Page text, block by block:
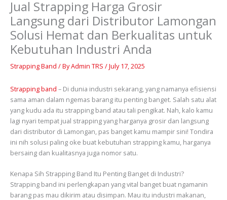
Jual Strapping Harga Grosir
Langsung dari Distributor Lamongan
Solusi Hemat dan Berkualitas untuk
Kebutuhan Industri Anda
Strapping Band / ByAdmin TRS /July 17, 2025
Strapping band – Di dunia industri sekarang, yang namanya efisiensi
sama aman dalam ngemas barang itu penting banget. Salah satu alat
yang kudu ada itu strapping band atau tali pengikat. Nah, kalo kamu
lagi nyari tempat jual strapping yang harganya grosir dan langsung
dari distributor di Lamongan, pas banget kamu mampir sini! Tondira
ini nih solusi paling oke buat kebutuhan strapping kamu, harganya
bersaing dan kualitasnya juga nomor satu.
Kenapa Sih Strapping Band Itu Penting Banget di Industri?
Strapping band ini perlengkapan yang vital banget buat ngamanin
barang pas mau dikirim atau disimpan. Mau itu industri makanan,